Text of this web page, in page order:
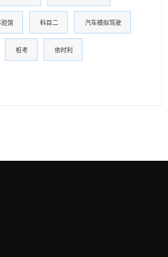
验馆 科目二 汽车模拟驾驶
桩考 依时利